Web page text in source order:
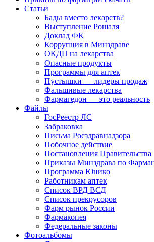
Статьи
Бады вместо лекарств?
Выступление Рошаля
Доклад ФК
Коррупция в Минздраве
ОКДП на лекарства
Опасные продукты
Программы для аптек
Пустышки — лидеры продаж
Фальшивые лекарства
Фармагедон — это реальность
Файлы
ГосРеестр ЛС
Забраковка
Письма Росздравнадзора
Побочное действие
Постановления Правительства
Приказы Минздрава по
Программа Юнико
Работникам аптек
Список ВРД ВСД
Список прекрусоров
Фарм рынок России
Фармакопея
Федеральные законы
Фотоальбомы